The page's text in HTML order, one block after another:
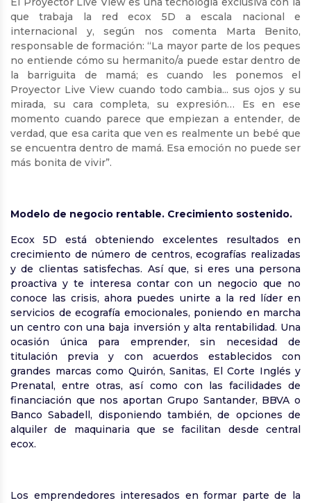
que trabaja la red ecox 5D a escala nacional e
internacional y, según nos comenta Marta Benito,
responsable de formación: “La mayor parte de los peques
no entiende cómo su hermanito/a puede estar dentro de
la barriguita de mamá; es cuando les ponemos el
Proyector Live View cuando todo cambia... sus ojos y su
mirada, su cara completa, su expresión… Es en ese
momento cuando parece que empiezan a entender, de
verdad, que esa carita que ven es realmente un bebé que
se encuentra dentro de mamá. Esa emoción no puede ser
más bonita de vivir”.
Modelo de negocio rentable. Crecimiento sostenido.
Ecox 5D está obteniendo excelentes resultados en
crecimiento de número de centros, ecografías realizadas
y de clientas satisfechas. Así que, si eres una persona
proactiva y te interesa contar con un negocio que no
conoce las crisis, ahora puedes unirte a la red líder en
servicios de ecografía emocionales, poniendo en marcha
un centro con una baja inversión y alta rentabilidad. Una
ocasión única para emprender, sin necesidad de
titulación previa y con acuerdos establecidos con
grandes marcas como Quirón, Sanitas, El Corte Inglés y
Prenatal, entre otras, así como con las facilidades de
financiación que nos aportan Grupo Santander, BBVA o
Banco Sabadell, disponiendo también, de opciones de
alquiler de maquinaria que se facilitan desde central
ecox.
Los emprendedores interesados en formar parte de la